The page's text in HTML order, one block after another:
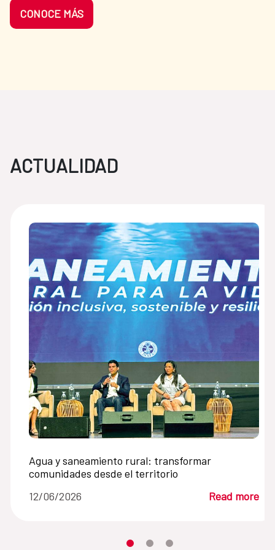
CONOCE MÁS
ACTUALIDAD
Agua y saneamiento rural: transformar
comunidades desde el territorio
12/06/2026
Read more
Moves the carousel to its element
Moves the carousel to its
Moves the carousel to its